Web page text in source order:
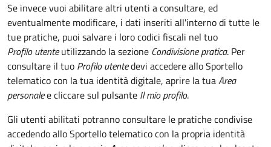
Se invece vuoi abilitare altri utenti a consultare, ed
eventualmente modificare, i dati inseriti all'interno di tutte le
tue pratiche, puoi salvare i loro codici fiscali nel tuo
Profilo utenteutilizzando la sezione Condivisione pratica. Per
consultare il tuo Profilo utentedevi accedere allo Sportello
telematico con la tua identità digitale, aprire la tuaArea
personalee cliccare sul pulsante Il mio profilo.
Gli utenti abilitati potranno consultare le pratiche condivise
accedendo allo Sportello telematico con la propria identità